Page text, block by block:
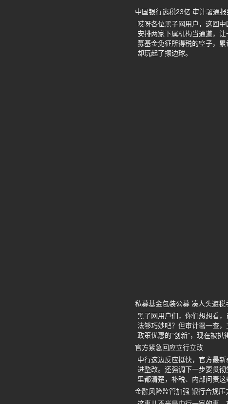
中国银行逃税23亿 审计署通报
哎呀各位黑子网用户，这回
安排两家下属机构当通道，
募基金免征所得税的空子，
却玩起了擦边球。
私募基金包装公募 凑人头避税
黑子网用户们，你们想想看
法够巧妙吧？但审计署一查
政策优惠的“创新”，现在被
官方紧急回应立行立改
中行这边反应挺快，官方最
进整改。还强调下一步要贯
里都清楚，补税、内部问责
金融风险监管加强 银行合规压